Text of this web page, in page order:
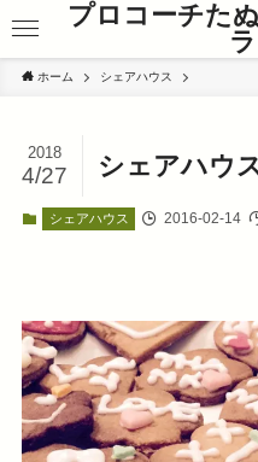
プロコーチた
ホーム シェアハウス
シェアハウ
2018
4/27
シェアハウス 2016-02-14